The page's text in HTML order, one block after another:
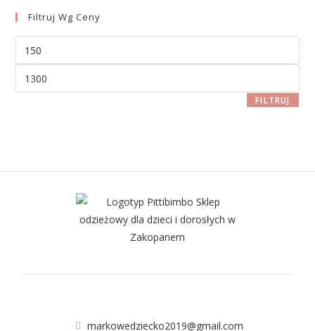
Filtruj Wg Ceny
FILTRUJ
markowedziecko2019@gmail.com